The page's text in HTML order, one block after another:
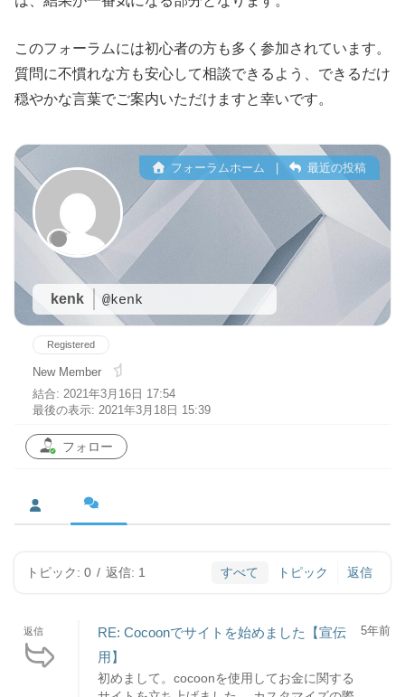
このフォーラムには初心者の方も多く参加されています。
質問に不慣れな方も安心して相談できるよう、できるだけ
穏やかな言葉でご案内いただけますと幸いです。
kenk @kenk
フォーラムホーム | 最近の投稿
Registered
New Member
結合: 2021年3月16日 17:54
最後の表示: 2021年3月18日 15:39
フォロー
トピック: 0 / 返信: 1 すべて トピック 返信
返信
RE: Cocoonでサイトを始めました【宣伝
用】
初めまして。cocoonを使用してお金に関する
5年前